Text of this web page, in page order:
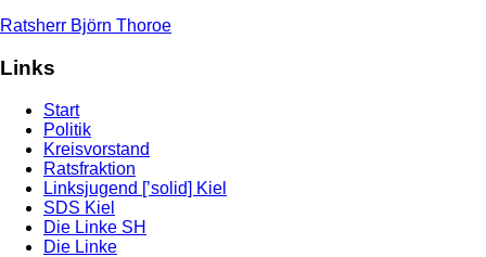
Ratsherr Björn Thoroe
Links
Start
Politik
Kreisvorstand
Ratsfraktion
Linksjugend [’solid] Kiel
SDS Kiel
Die Linke SH
Die Linke